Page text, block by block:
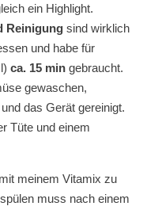
ein Highlight.
Reinigung sind wirklich
und habe für
ca. 15 min gebraucht.
gewaschen,
das Gerät gereinigt.
Tüte und einem
meinem Vitamix zu
muss nach einem